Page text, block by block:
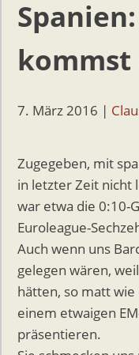
kommst
7. März 2016 |
Zugegeben, mit
in letzter Zeit nicht
war etwa die 0:10-
Euroleague-
Auch wenn uns
gelegen wären,
hätten, so matt
einem etwaigen
präsentieren.